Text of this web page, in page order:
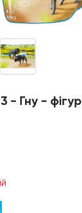
- Гну -